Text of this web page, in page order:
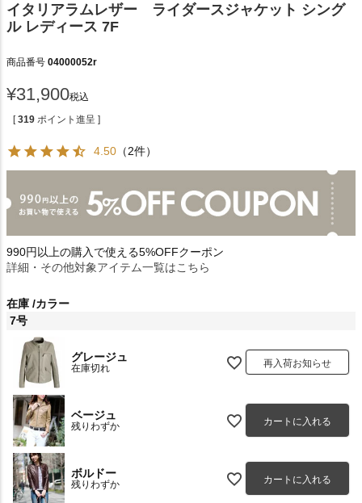
イタリアラムレザー ライダースジャケット シング
ル レディース 7F
商品番号 04000052r
¥31,900税込
[ 319 ポイント進呈 ]
4.50 （2件）
990円以上の購入で使える5%OFFクーポン
詳細・その他対象アイテム一覧はこちら
在庫 カラー
7号
グレージュ
在庫切れ 再入荷お知らせ
ベージュ
残りわずか カートに入れる
ボルドー
残りわずか カートに入れる